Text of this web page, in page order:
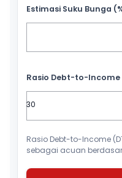
Estimasi Suku Bunga
Rasio Debt-to-Income
Rasio Debt-to-Income
sebagai acuan